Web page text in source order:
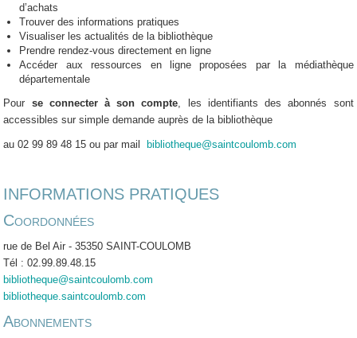
d’achats
Trouver des informations pratiques
Visualiser les actualités de la bibliothèque
Prendre rendez-vous directement en ligne
Accéder aux ressources en ligne proposées par la médiathèque
départementale
Pour se connecter à son compte , les identifiants des abonnés sont
accessibles sur simple demande auprès de la bibliothèque
au 02 99 89 48 15 ou par mailbibliotheque@saintcoulomb.com
INFORMATIONS PRATIQUES
Coordonnées
rue de Bel Air - 35350 SAINT-COULOMB
Tél : 02.99.89.48.15
bibliotheque@saintcoulomb.com
bibliotheque.saintcoulomb.com
Abonnements